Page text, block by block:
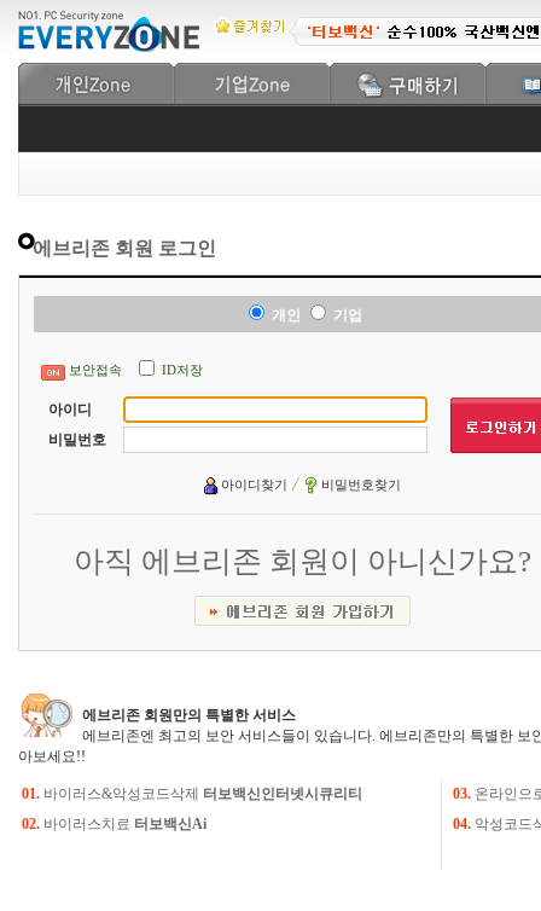
에브리존 회원 로그인
개인 기업
보안접속 ID저장
아이디
비밀번호
아이디찾기 비밀번호찾기
아직 에브리존 회원이 아니신가요?
에브리존 회원만의 특별한 서비스
에브리존엔 최고의 보안 서비스들이 있습니다. 에브리존만의 특별한 보
아보세요!!
01. 바이러스&악성코드삭제 터보백신인터넷시큐리티 03. 온라인으
02. 바이러스치료 터보백신Ai 04. 악성코드